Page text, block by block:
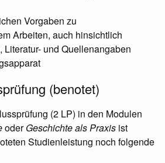
Vorgaben zu
Arbeiten, auch hinsichtlich
Literatur- und Quellenangaben
(benotet)
(2 LP) in den Modulen
oderGeschichte als Praxis ist
Studienleistung noch folgende